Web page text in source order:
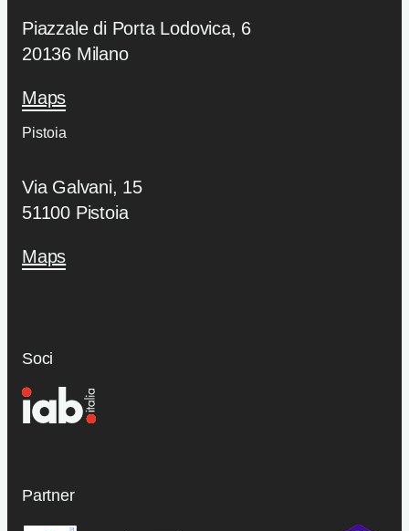
Piazzale di Porta Lodovica, 6
20136 Milano
Maps
Pistoia
Via Galvani, 15
51100 Pistoia
Maps
Soci
Partner